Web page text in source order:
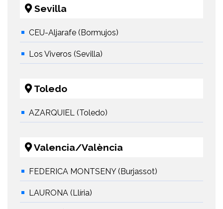
Sevilla
CEU-Aljarafe (Bormujos)
Los Viveros (Sevilla)
Toledo
AZARQUIEL (Toledo)
Valencia/València
FEDERICA MONTSENY (Burjassot)
LAURONA (Llíria)